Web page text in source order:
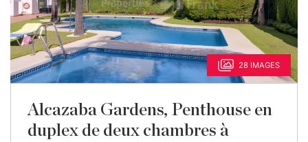
28 IMAGES
Alcazaba Gardens, Penthouse en
duplex de deux chambres à